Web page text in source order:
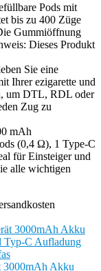
Pods mit
bis zu 400 Züge
Gummiöffnung
Dieses Produkt
Sie eine
Ihrer ezigarette und
um DTL, RDL oder
Zug zu
mAh
(0,4 Ω), 1 Type-C
für Einsteiger und
alle wichtigen
3000mAh Akku